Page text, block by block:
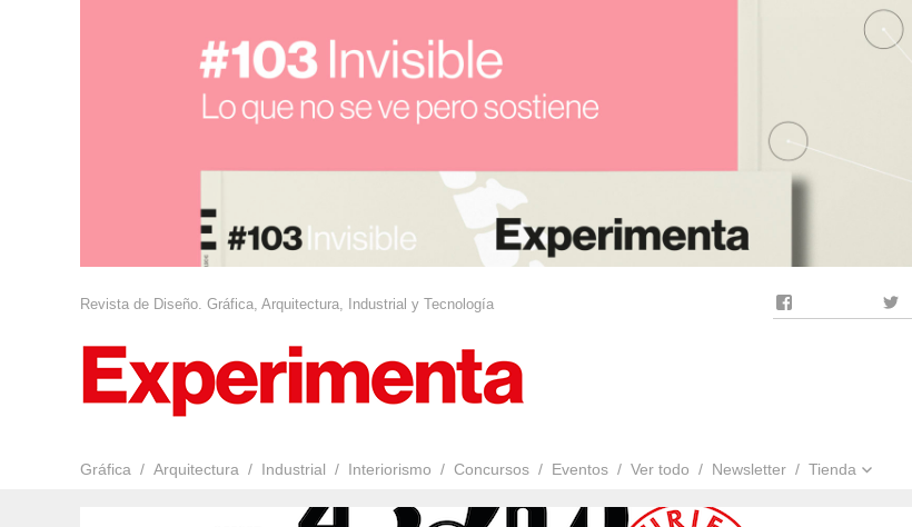
Revista de Diseño. Gráfica, Arquitectura, Industrial y Tecnología
Gráfica Arquitectura Industrial Interiorismo Concursos Eventos Ver todo Newsletter Tienda